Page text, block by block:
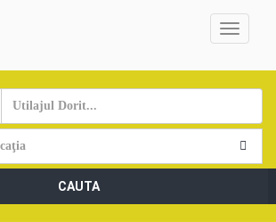
CAUTA